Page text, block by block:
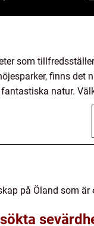
som
finns
natur.
på Öland som